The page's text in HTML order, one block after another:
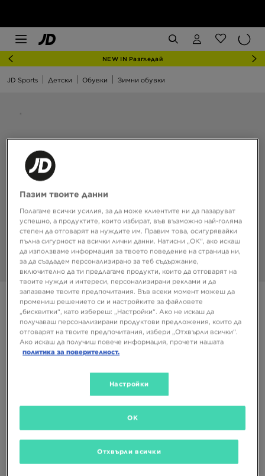
NEW IN Разгледай
JD Sports Детски Обувки Зимни обувки
129,99 €
254,24 ЛВ.
Избери размер
EU US
31 32,5 33,5 35
Пазим твоите данни
Полагаме всички усилия, за да може клиентите ни да пазаруват
успешно, а продуктите, които избират, във възможно най-голяма
степен да отговарят на нуждите им. Правим това, осигурявайки
пълна сигурност на всички лични данни. Натисни „ОК“, ако искаш
да използваме информация за твоето поведение на страница ни,
за да създадем персонализирано за теб съдържание,
включително да ти предлагаме продукти, които да отговарят на
твоите нужди и интереси, персонализирани реклами и да
запазваме твоите предпочитания. Във всеки момент можеш да
промениш решението си и настройките за файловете
„бисквитки“, като избереш: „Настройки“. Ако не искаш да
получаваш персонализирани продуктови предложения, които да
отговарят на твоите предпочитания, избери „Отхвърли всички“.
Ако искаш да получиш повече информация, прочети нашата
политика за поверителност.
Настройки
Отхвърли всички
OK